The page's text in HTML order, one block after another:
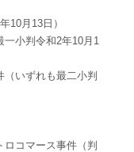
10月13日）
一小判令和2年10月1
（いずれも最二小判
ロコマース事件（判